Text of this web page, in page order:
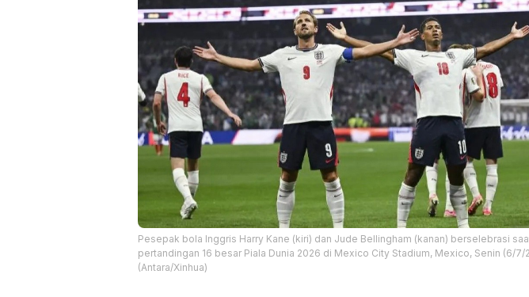
Pesepak bola Inggris Harry Kane (kiri) dan Jude Bellingham (kanan) berselebrasi
pertandingan 16 besar Piala Dunia 2026 di Mexico City Stadium, Mexico, Senin (6/7/
(Antara/Xinhua)